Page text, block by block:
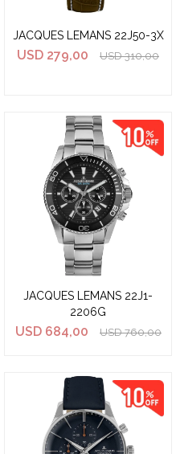
JACQUES LEMANS 22J50-3X
USD 279,00 USD 310,00
JACQUES LEMANS 22J1-
2206G
USD 684,00 USD 760,00